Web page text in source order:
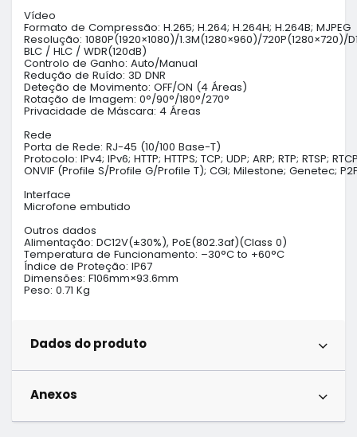
Vídeo
Formato de Compressão: H.265; H.264; H.264H; H.264B; MJPEG
Resolução: 1080P(1920×1080)/1.3M(1280×960)/
BLC / HLC / WDR(120dB)
Controlo de Ganho: Auto/Manual
Redução de Ruído: 3D DNR
Deteção de Movimento: OFF/ON (4 Áreas)
Rotação de Imagem: 0°/90°/180°/270°
Privacidade de Máscara: 4 Áreas
Rede
Porta de Rede: RJ-45 (10/100 Base-T)
Protocolo: IPv4; IPv6; HTTP; HTTPS; TCP; UDP; ARP; RTP; RTSP;
ONVIF (Profile S/Profile G/Profile T); CGI; Milestone; Genetec;
Interface
Microfone embutido
Outros dados
Alimentação: DC12V(±30%), PoE(802.3af)(Class 0)
Temperatura de Funcionamento: –30°C to +60°C
Índice de Proteção: IP67
Dimensões: F106mm×93.6mm
Peso: 0.71 Kg
Dados do produto
Anexos